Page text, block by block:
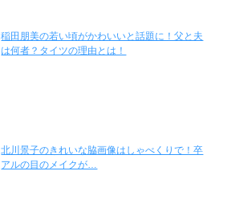
稲田朋美の若い頃がかわいいと話題に！父と夫
は何者？タイツの理由とは！
北川景子のきれいな脇画像はしゃべくりで！卒
アルの目のメイクが…